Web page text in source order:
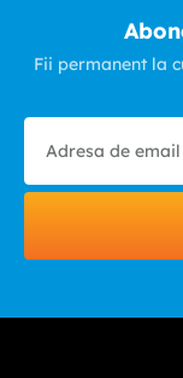
Fii permanent la